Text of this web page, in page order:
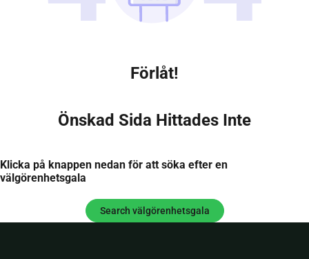
Förlåt!
Önskad Sida Hittades Inte
Klicka på knappen nedan för att söka efter en
välgörenhetsgala
Search välgörenhetsgala